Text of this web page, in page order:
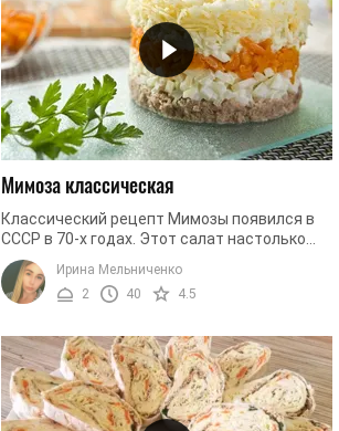
Мимоза классическая
Классический рецепт Мимозы появился в
СССР в 70-х годах. Этот салат настолько
прост в приготовлении, что его мог
позволить себе сделать любой. Именно ...
Ирина Мельниченко
2
40 4.5